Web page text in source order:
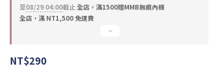
至08/29 04:00截止全店，滿1500贈MMB無痕內褲
全店，滿 NT1,500 免運費
NT$290